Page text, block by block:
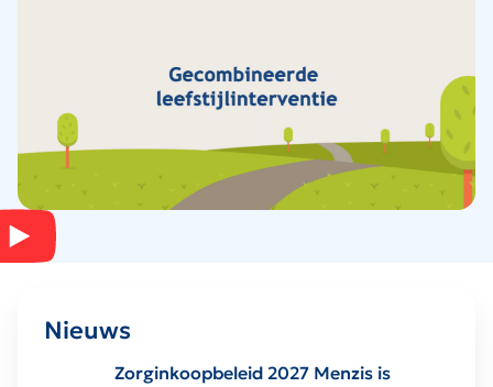
Nieuws
Zorginkoopbeleid 2027 Menzis is